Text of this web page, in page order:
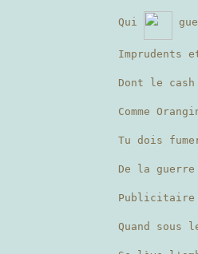
Qui
Imprudents
Dont le
Comme
Tu dois
De la guerre
Publicitaire
Quand